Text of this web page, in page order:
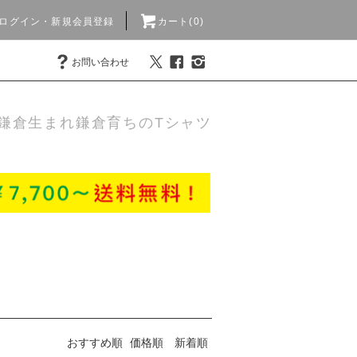
ログイン・新規会員登録 カート(0)
お問い合わせ
倉生まれ鎌倉育ちのTシャツ
おすすめ順 価格順 新着順